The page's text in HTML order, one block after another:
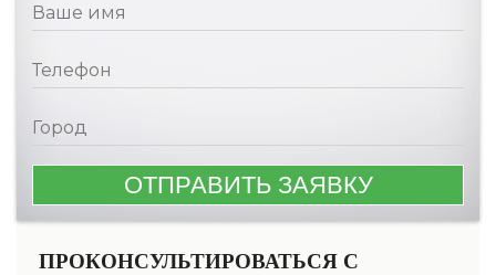
ПРОКОНСУЛЬТИРОВАТЬСЯ С